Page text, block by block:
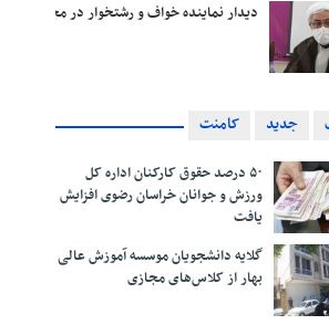
دیدار نماینده خواف و رشتخوار در مجلس با
جدید کامنت
۵۰ درصد حقوق کارکنان اداره کل
ورزش و جوانان خراسان رضوی افزایش
یافت
گلایه دانشجویان موسسه آموزش عالی
بهار از کلاس‌های مجازی